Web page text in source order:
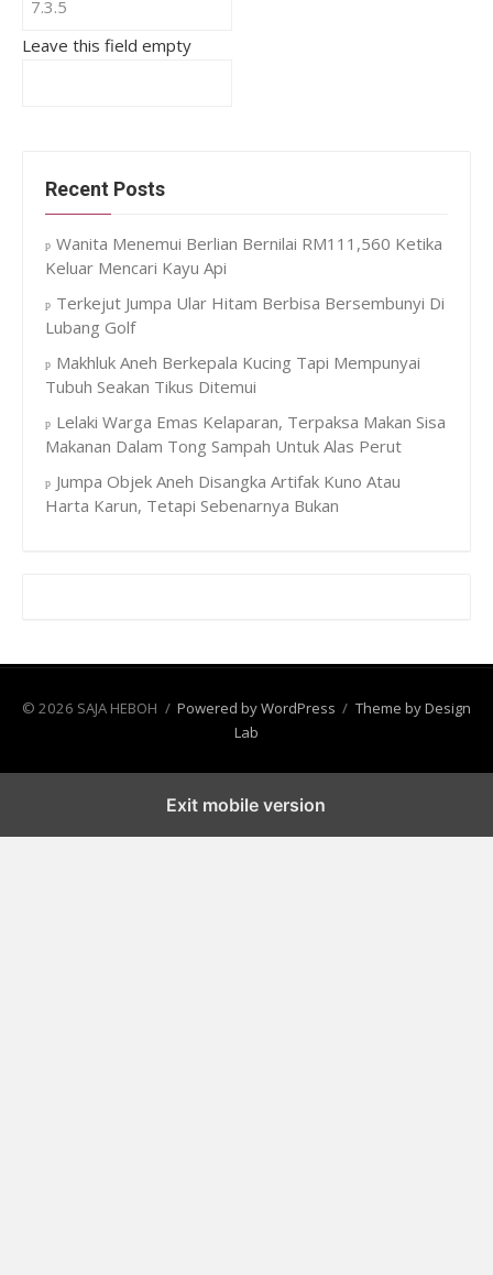
Leave this field empty
Recent Posts
Wanita Menemui Berlian Bernilai RM111,560 Ketika
Keluar Mencari Kayu Api
Terkejut Jumpa Ular Hitam Berbisa Bersembunyi Di
Lubang Golf
Makhluk Aneh Berkepala Kucing Tapi Mempunyai
Tubuh Seakan Tikus Ditemui
Lelaki Warga Emas Kelaparan, Terpaksa Makan Sisa
Makanan Dalam Tong Sampah Untuk Alas Perut
Jumpa Objek Aneh Disangka Artifak Kuno Atau
Harta Karun, Tetapi Sebenarnya Bukan
© 2026 SAJA HEBOH / Powered by WordPress / Theme by Design
Lab
Exit mobile version